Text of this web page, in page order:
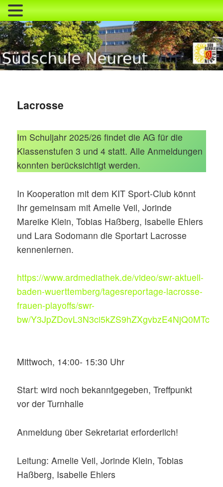
Zum
primären
Inhalt
springen
Lacrosse
Im Schuljahr 2025/26 findet die AG für die
Klassenstufen 3 und 4 statt. Alle Anmeldungen
konnten berücksichtigt werden.
In Kooperation mit dem KIT Sport-Club könnt
Ihr gemeinsam mit Amelie Veil, Jorinde
Mareike Klein, Tobias Haßberg, Isabelle Ehlers
und Lara Sodomann die Sportart Lacrosse
kennenlernen.
https://www.ardmediathek.de/video/swr-aktuell-
baden-wuerttemberg/tagesreportage-lacrosse-
frauen-playoffs/swr-
bw/Y3JpZDovL3N3ci5kZS9hZXgvbzE4NjQ0MTc
Mittwoch, 14:00- 15:30 Uhr
Start: wird noch bekanntgegeben, Treffpunkt
vor der Turnhalle
Anmeldung über Sekretariat erforderlich!
Leitung: Amelie Veil, Jorinde Klein, Tobias
Haßberg, Isabelle Ehlers